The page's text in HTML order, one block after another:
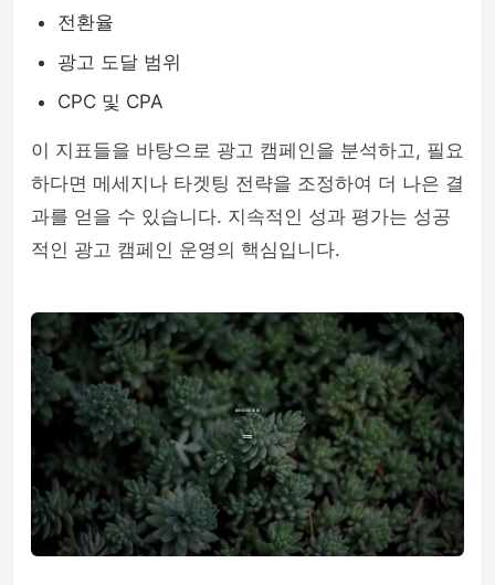
전환율
광고 도달 범위
CPC 및 CPA
이 지표들을 바탕으로 광고 캠페인을 분석하고, 필요
하다면 메세지나 타겟팅 전략을 조정하여 더 나은 결
과를 얻을 수 있습니다. 지속적인 성과 평가는 성공
적인 광고 캠페인 운영의 핵심입니다.